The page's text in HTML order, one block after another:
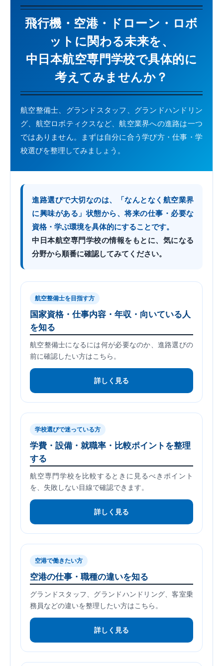
飛行機・空港・ドローン・ロボ
ットに関わる未来を、
中日本航空専門学校で具体的に
考えてみませんか？
航空整備士、グランドスタッフ、グランドハンドリン
グ、航空ロボティクスなど、航空業界への進路は一つ
ではありません。まずは自分に合う学び方・仕事・学
校選びを整理してみましょう。
進路選びで大切なのは、「なんとなく航空業界
に興味がある」状態から、将来の仕事・必要な
資格・学ぶ環境を具体的にすることです。
中日本航空専門学校の情報をもとに、気になる
分野から順番に確認してみてください。
航空整備士を目指す方
国家資格・仕事内容・年収・向いている人
を知る
航空整備士になるには何が必要なのか、進路選びの
前に確認したい方はこちら。
詳しく見る
学校選びで迷っている方
学費・設備・就職率・比較ポイントを整理
する
航空専門学校を比較するときに見るべきポイント
を、失敗しない目線で確認できます。
詳しく見る
空港で働きたい方
空港の仕事・職種の違いを知る
グランドスタッフ、グランドハンドリング、客室乗
務員などの違いを整理したい方はこちら。
詳しく見る